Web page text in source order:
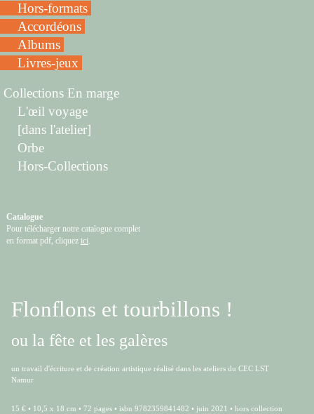
Hors-formats
Accordéons
Albums
Livres-jeux
Collections En marge
L'œil voyage
[dans l'atelier]
Orbe
Hors-Collections
Catalogue
Pour télécharger notre catalogue complet
en format pdf, cliquez ici.
Flonflons et tourbillons !
ou la fête et les galères
un travail d'écriture et de création artistique réalisé dans les ateliers du CEC LST
Namur
15 € • 10,5 x 18 cm • 72 pages • isbn 9782359841482 • juin 2021 • hors collection